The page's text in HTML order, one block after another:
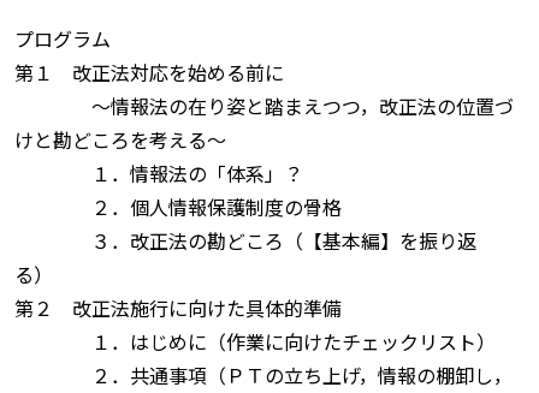
プログラム
第１ 改正法対応を始める前に
〜情報法の在り姿と踏まえつつ，改正法の位置づ
けと勘どころを考える〜
１．情報法の「体系」？
２．個人情報保護制度の骨格
３．改正法の勘どころ（【基本編】を振り返
る）
第２ 改正法施行に向けた具体的準備
１．はじめに（作業に向けたチェックリスト）
２．共通事項（ＰＴの立ち上げ，情報の棚卸し，